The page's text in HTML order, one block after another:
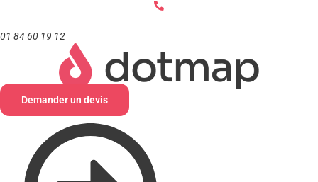
contenu
01 84 60 19 12
Demander un devis